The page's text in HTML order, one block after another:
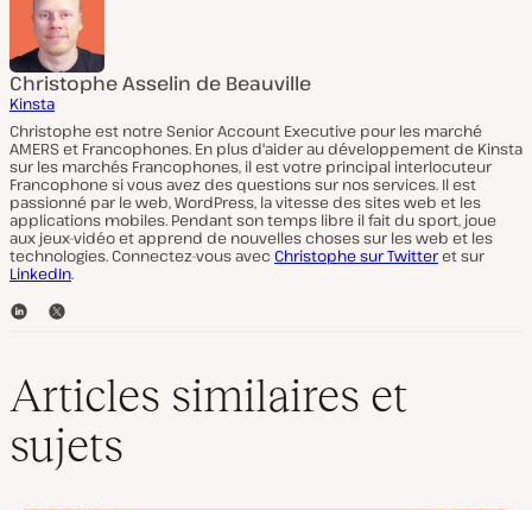
Christophe Asselin de Beauville
Kinsta
Christophe est notre Senior Account Executive pour les marché
AMERS et Francophones. En plus d'aider au développement de Kinsta
sur les marchés Francophones, il est votre principal interlocuteur
Francophone si vous avez des questions sur nos services. Il est
passionné par le web, WordPress, la vitesse des sites web et les
applications mobiles. Pendant son temps libre il fait du sport, joue
aux jeux-vidéo et apprend de nouvelles choses sur les web et les
technologies. Connectez-vous avec Christophe sur Twitteret sur
LinkedIn.
L
e
I
n
T
t
r
Articles similaires et
sujets